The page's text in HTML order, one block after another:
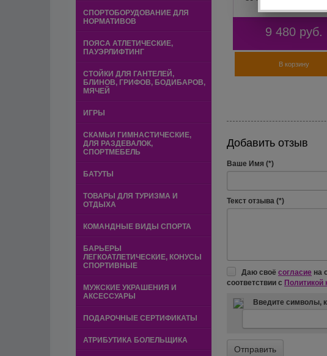
СПОРТОБОРУДОВАНИЕ ДЛЯ
НОРМАТИВОВ
ПОЯСА АТЛЕТИЧЕСКИЕ,
ПАУЭРЛИФТИНГ
СТОЙКИ ДЛЯ ГАНТЕЛЕЙ,
БЛИНОВ, ГРИФОВ, БОДИБАРОВ,
МЯЧЕЙ
ИГРЫ
СКАМЬИ ГИМНАСТИЧЕСКИЕ,
ДЛЯ РАЗДЕВАЛОК,
СПОРТМЕБЕЛЬ
БАТУТЫ
ТОВАРЫ ДЛЯ ТУРИЗМА И
ОТДЫХА
КОМАНДНЫЕ ВИДЫ СПОРТА
БАРЬЕРЫ
ЛЕГКОАТЛЕТИЧЕСКИЕ, КОНУСЫ
СПОРТИВНЫЕ
МУЖСКИЕ УКРАШЕНИЯ И
АКСЕССУАРЫ
ПОДАРОЧНЫЕ СЕРТИФИКАТЫ
АТРИБУТИКА БОЛЕЛЬЩИКА
9 480 руб.
В корзину
Добавить отзыв
Ваше Имя (*)
Текст отзыва (*)
Даю своё согласие на
соответствии с Политикой
Введите символы,